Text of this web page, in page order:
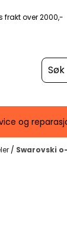
frakt over 2000,-
og
/ Swarovski